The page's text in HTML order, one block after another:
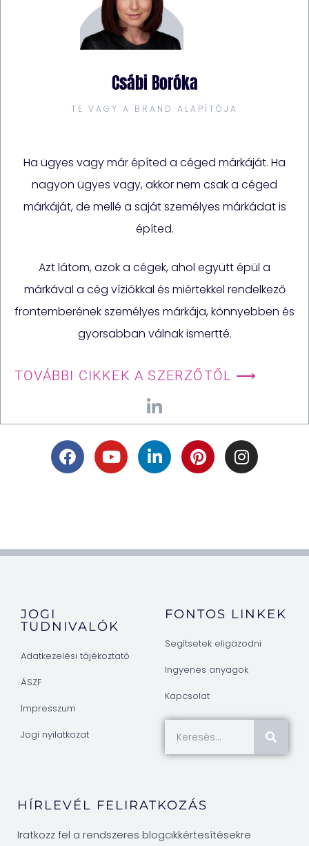
Csábi Boróka
TE VAGY A BRAND ALAPÍTÓJA
Ha ügyes vagy már építed a céged márkáját. Ha
nagyon ügyes vagy, akkor nem csak a céged
márkáját, de mellé a saját személyes márkádat is
építed.
Azt látom, azok a cégek, ahol együtt épül a
márkával a cég víziókkal és miértekkel rendelkező
frontemberének személyes márkája, könnyebben és
gyorsabban válnak ismertté.
TOVÁBBI CIKKEK A SZERZŐTŐL ⟶
JOGI
TUDNIVALÓK
Adatkezelési tájékoztató
ÁSZF
Impresszum
Jogi nyilatkozat
FONTOS LINKEK
Segítsetek eligazodni
Ingyenes anyagok
Kapcsolat
HÍRLEVÉL FELIRATKOZÁS
Iratkozz fel a rendszeres blogcikkértesítésekre